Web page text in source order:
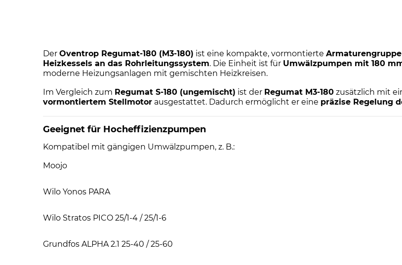
Der Oventrop Regumat-180 (M3-180) ist eine kompakte, vormontierte
Heizkessels an das Rohrleitungssystem. Die Einheit ist für Umwälzpumpen mit 180
moderne Heizungsanlagen mit gemischten Heizkreisen.
Im Vergleich zum Regumat S-180 (ungemischt) ist der Regumat M3-180 zusätzlich mit
vormontiertem Stellmotor ausgestattet. Dadurch ermöglicht er eine präzise Regelung
Geeignet für Hocheffizienzpumpen
Kompatibel mit gängigen Umwälzpumpen, z. B.:
Moojo
Wilo Yonos PARA
Wilo Stratos PICO 25/1-4 / 25/1-6
Grundfos ALPHA 2.1 25-40 / 25-60